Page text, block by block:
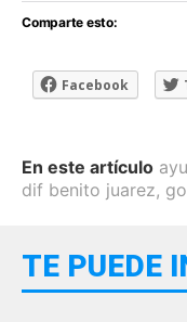
Comparte esto:
Facebook
En este artículo
dif benito juarez,
TE PUEDE